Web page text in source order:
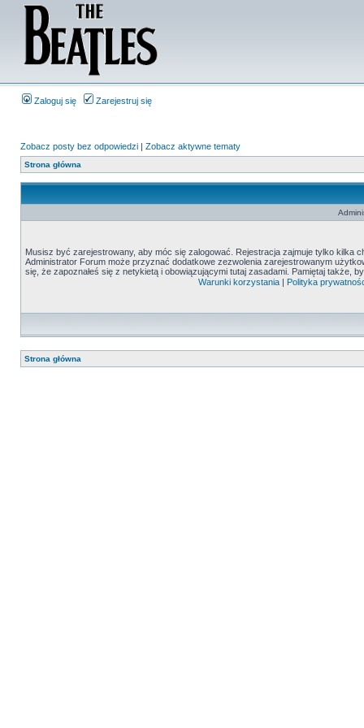
Zaloguj się Zarejestruj się
Zobacz posty bez odpowiedzi | Zobacz aktywne tematy
Strona główna
Musisz być zarejestrowany, aby móc się zalogować. Rejestracja zajmuje tylko kilka
Administrator Forum może przyznać dodatkowe zezwolenia zarejestrowanym
się, że zapoznałeś się z netykietą i obowiązującymi tutaj zasadami. Pamiętaj także,
Warunki korzystania | Polityka
Strona główna